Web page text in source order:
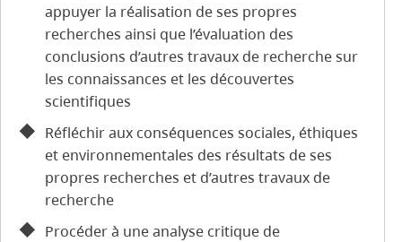
appuyer la réalisation de ses propres
recherches ainsi que l’évaluation des
conclusions d’autres travaux de recherche sur
les connaissances et les découvertes
scientifiques
Réfléchir aux conséquences sociales, éthiques
et environnementales des résultats de ses
propres recherches et d’autres travaux de
recherche
Procéder à une analyse critique de